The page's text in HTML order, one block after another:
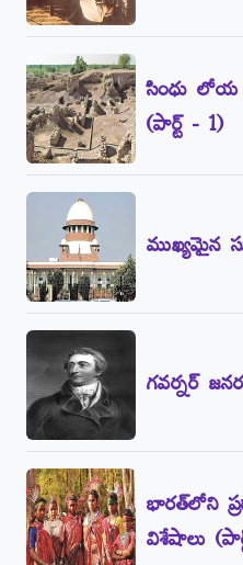
సింధు లోయ
(పార్ట్‌ - 1)
ముఖ్యమైన
గవర్నర్‌
భారత్‌లోని
విశేషాలు